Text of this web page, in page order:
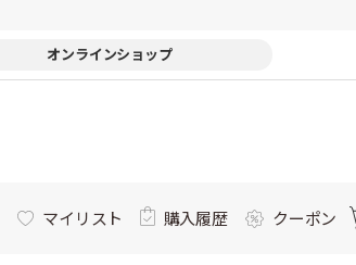
オンラインショップ
マイリスト 購入履歴 クーポン